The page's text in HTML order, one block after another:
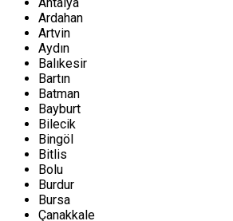
Ardahan
Artvin
Aydın
Balıkesir
Bartın
Batman
Bayburt
Bilecik
Bingöl
Bitlis
Bolu
Burdur
Bursa
Çanakkale